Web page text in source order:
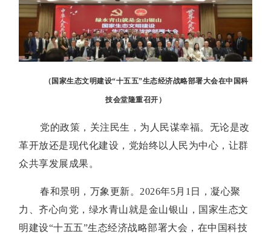
（国家生态文明建设“十五五”生态经济战略部署大会在中国科
技会堂隆重召开）
党的政策，关注民生，为人民谋幸福。无论是改
革开放还是现代化建设，党始终以人民为中心，让群
众共享发展成果。
春和景明，万象更新。2026年5月1日，凝心聚
力、齐心向党，绿水青山就是金山银山，国家生态文
明建设“十五五”生态经济战略部署大会，在中国科技